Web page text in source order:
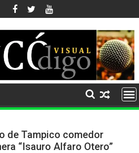
de Tampico comedor
“Isauro Alfaro Otero”